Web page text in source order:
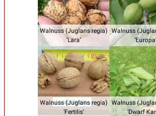
Walnuss (Juglans regia)
‘Lara’
Walnuss
‘Europa’
Walnuss (Juglans regia)
‘Fertilis’
Walnuss
‘Dwarf